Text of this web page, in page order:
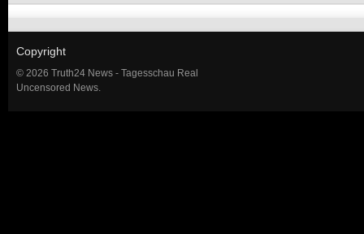
Copyright
© 2026 Truth24 News - Tagesschau Real
Uncensored News.